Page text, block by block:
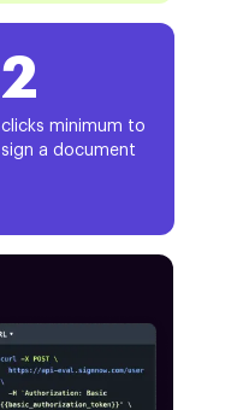
2
clicks minimum to
sign a document